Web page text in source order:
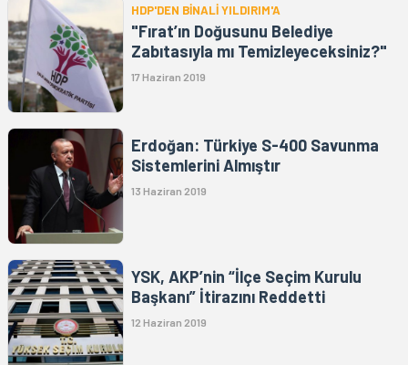
HDP'DEN BİNALİ YILDIRIM'A
"Fırat’ın Doğusunu Belediye
Zabıtasıyla mı Temizleyeceksiniz?"
17 Haziran 2019
Erdoğan: Türkiye S-400 Savunma
Sistemlerini Almıştır
13 Haziran 2019
YSK, AKP’nin “İlçe Seçim Kurulu
Başkanı” İtirazını Reddetti
12 Haziran 2019